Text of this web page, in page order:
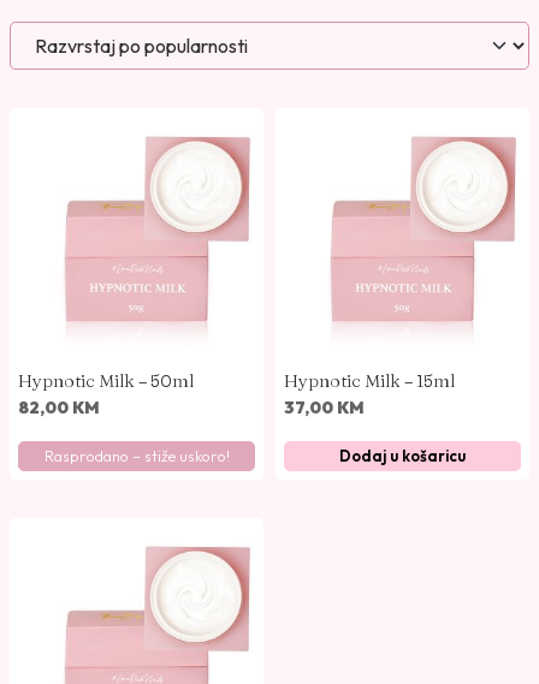
r
e
a
n
o
p
a
r
s
t
i
Hypnotic Milk – 50ml
82,00 KM
Rasprodano – stiže uskoro!
Hypnotic Milk – 15ml
37,00 KM
Dodaj u košaricu